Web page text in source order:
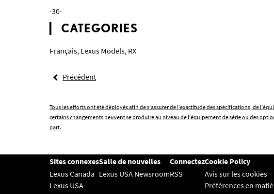
-30-
CATEGORIES
Français, Lexus Models, RX
Précédent
Tous les efforts ont été déployés afin de s’assurer de l’exactitude des spécifications, de
certains changements peuvent se produire au niveau de l’équipement de série ou des
part.
Sites connexes
Lexus Canada
Lexus USA
Salle de nouvelles
Lexus USA Newsroom
Connectez
RSS
Cookie Policy
Avis sur les cookies
Préférences en